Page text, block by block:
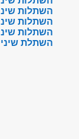
השתלות
השתלות
השתלות
השתלת